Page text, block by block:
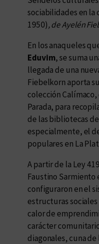
sociabilidades en la
1950), de Ayelén
En los anaqueles
Eduvim, se suma
llegada de una
Fiebelkorn aporta
colección
Parada, para
de las bibliotecas
especialmente, el
populares en La
A partir de la Ley
Faustino Sarmiento
configuraron en el
estructuras
calor de
carácter
diagonales, cuna